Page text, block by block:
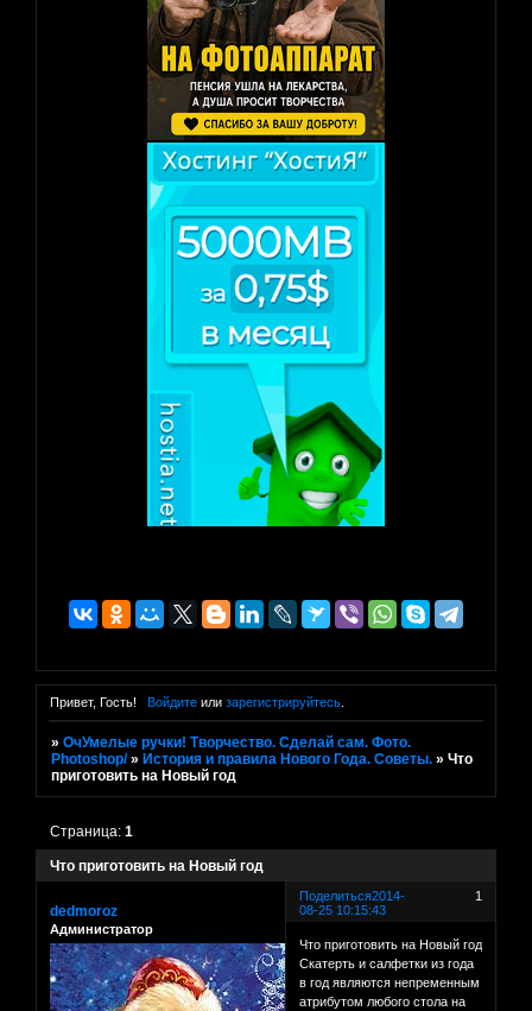
Привет, Гость! Войдитеили зарегистрируйтесь.
»ОчУмелые ручки! Творчество. Сделай сам. Фото.
Photoshop/ » История и правила Нового Года. Советы. »Что
приготовить на Новый год
Что приготовить на Новый год
Страница:1
Поделиться 1
2014-
08-25 10:15:43
dedmoroz
Администратор
Что приготовить на Новый год
Скатерть и салфетки из года
в год являются непременным
атрибутом любого стола на